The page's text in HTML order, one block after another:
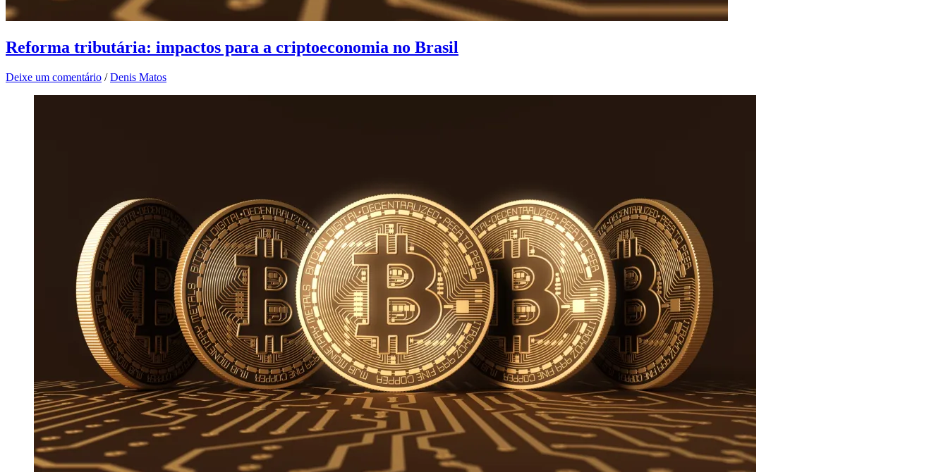
Reforma tributária: impactos para a criptoeconomia no Brasil
Deixe um comentário /Denis Matos